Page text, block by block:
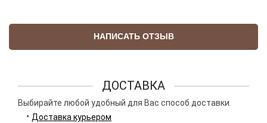
НАПИСАТЬ ОТЗЫВ
ДОСТАВКА
Выбирайте любой удобный для Вас способ доставки.
Доставка курьером